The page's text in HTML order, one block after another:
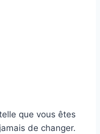
que vous êtes
de changer.